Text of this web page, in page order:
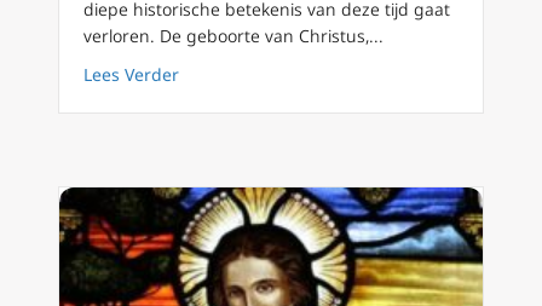
diepe historische betekenis van deze tijd gaat
verloren. De geboorte van Christus,...
Lees Verderabout Kerstmis en zijn vergeten boodschap